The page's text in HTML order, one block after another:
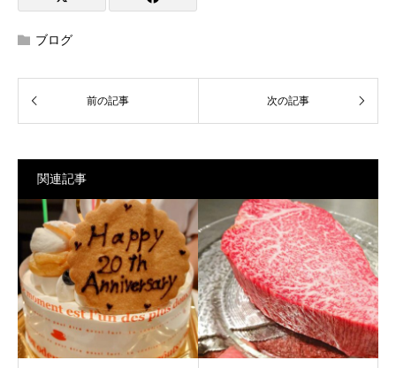
ブログ
関連記事